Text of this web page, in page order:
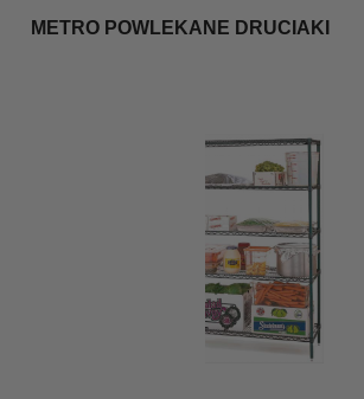
METRO POWLEKANE DRUCIAKI